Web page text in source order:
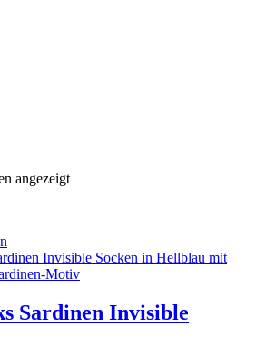
angezeigtNach
Produkt
weist
Varianten
auf.Sardinen Invisible